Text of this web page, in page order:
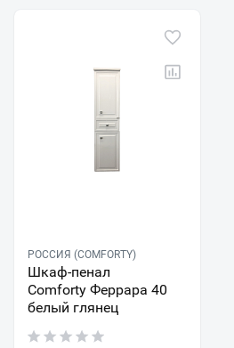
РОССИЯ (COMFORTY)
Шкаф-пенал
Comforty Феррара 40
белый глянец